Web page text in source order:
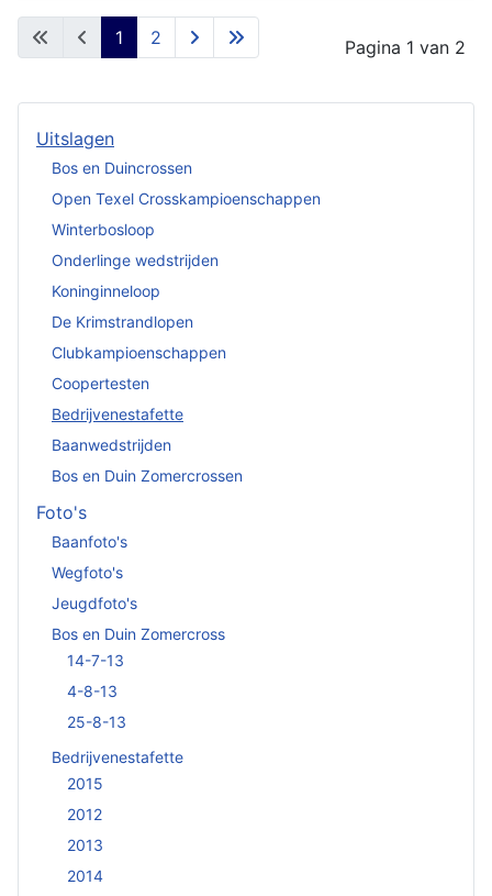
Artikelen
Pagina 1 van 2
1 2
Uitslagen
Bos en Duincrossen
Open Texel Crosskampioenschappen
Winterbosloop
Onderlinge wedstrijden
Koninginneloop
De Krimstrandlopen
Clubkampioenschappen
Coopertesten
Bedrijvenestafette
Baanwedstrijden
Bos en Duin Zomercrossen
Foto's
Baanfoto's
Wegfoto's
Jeugdfoto's
Bos en Duin Zomercross
14-7-13
4-8-13
25-8-13
Bedrijvenestafette
2015
2012
2013
2014